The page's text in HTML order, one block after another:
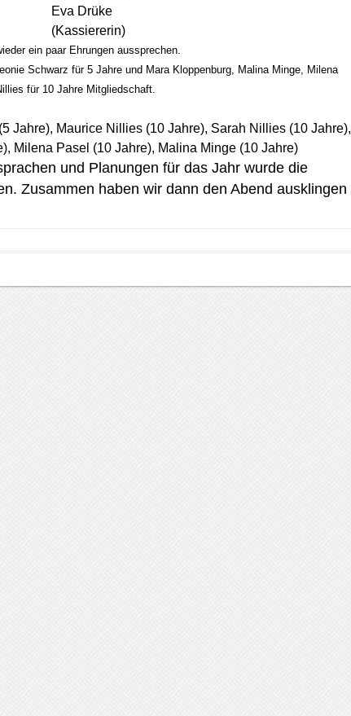
Eva Drüke
(Kassiererin)
ein paar Ehrungen aussprechen.
Schwarz für 5 Jahre und Mara Kloppenburg, Malina Minge, Milena
für 10 Jahre Mitgliedschaft.
Jahre), Maurice Nillies (10 Jahre), Sarah Nillies (10 Jahre),
Milena Pasel (10 Jahre), Malina Minge (10 Jahre)
und Planungen für das Jahr wurde die
Zusammen haben wir dann den Abend ausklingen